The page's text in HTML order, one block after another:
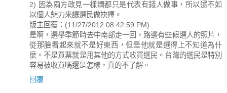
2) 因為兩方政見一樣爛都只是代表有錢人做事，所以還不如
以個人魅力來讓選民做抉擇。
版主回覆：(11/27/2012 08:42:59 PM)
是啊，選舉季節時去中南部走一回，路邊有些候選人的照片，
從那臉看起來就不是好東西，但是他就是選得上不知道為什
麼。不是買票就是用其他的方式收買選民。台灣的選民是特別
容易被收買嗎還是怎樣，真的不了解。
回覆